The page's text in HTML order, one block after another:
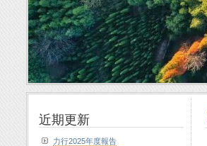
近期更新
力行2025年度報告